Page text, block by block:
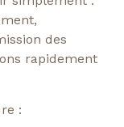
des
rapidement
: